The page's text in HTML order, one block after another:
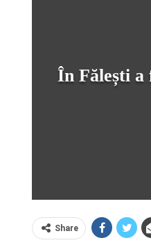
În Fălești a
Share